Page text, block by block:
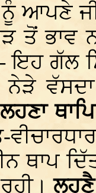
ਆਪਣੇ
ਤੋਂ ਭਾਵ
ਇਹ ਗੱਲ
ਨੇੜੇ
ਥਾਪ